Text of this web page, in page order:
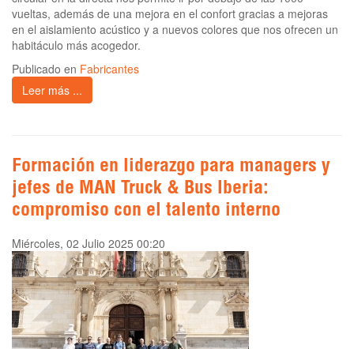
vueltas, además de una mejora en el confort gracias a mejoras
en el aislamiento acústico y a nuevos colores que nos ofrecen un
habitáculo más acogedor.
Publicado en Fabricantes
Leer más ...
Formación en liderazgo para managers y
jefes de MAN Truck & Bus Iberia:
compromiso con el talento interno
Miércoles, 02 Julio 2025 00:20